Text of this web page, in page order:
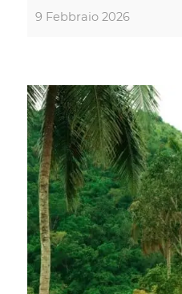
9 Febbraio 2026